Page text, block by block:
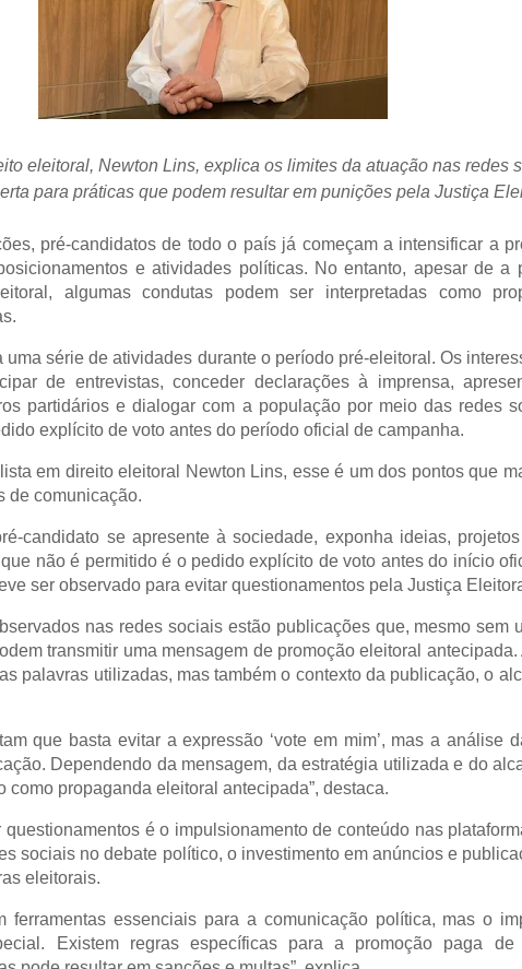
eleitoral, Newton Lins, explica os limites da atuação nas redes
para práticas que podem resultar em punições pela Justiça
pré-candidatos de todo o país já começam a intensificar a
e atividades políticas. No entanto, apesar de a
algumas condutas podem ser interpretadas como
série de atividades durante o período pré-eleitoral. Os
de entrevistas, conceder declarações à imprensa,
partidários e dialogar com a população por meio das redes
explícito de voto antes do período oficial de campanha.
em direito eleitoral Newton Lins, esse é um dos pontos que
de comunicação.
candidato se apresente à sociedade, exponha ideias,
não é permitido é o pedido explícito de voto antes do início
ser observado para evitar questionamentos pela Justiça
nas redes sociais estão publicações que, mesmo sem
transmitir uma mensagem de promoção eleitoral antecipada.
palavras utilizadas, mas também o contexto da publicação, o
que basta evitar a expressão ‘vote em mim’, mas a análise
Dependendo da mensagem, da estratégia utilizada e do
como propaganda eleitoral antecipada”, destaca.
é o impulsionamento de conteúdo nas
sociais no debate político, o investimento em anúncios e
eleitorais.
ferramentas essenciais para a comunicação política, mas o
Existem regras específicas para a promoção paga